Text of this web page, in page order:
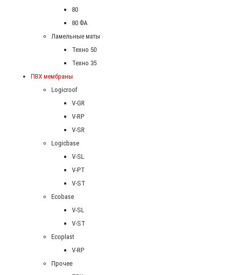
80
80 ФА
Ламельные маты
Техно 50
Техно 35
ПВХ мембраны
Logicroof
V-GR
V-RP
V-SR
Logicbase
V-SL
V-PT
V-ST
Ecobase
V-SL
V-ST
Ecoplast
V-RP
Прочее